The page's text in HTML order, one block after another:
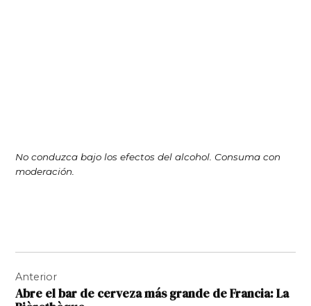
No conduzca bajo los efectos del alcohol. Consuma con
moderación.
de
Anterior
Abre el bar de cerveza más grande de Francia: La